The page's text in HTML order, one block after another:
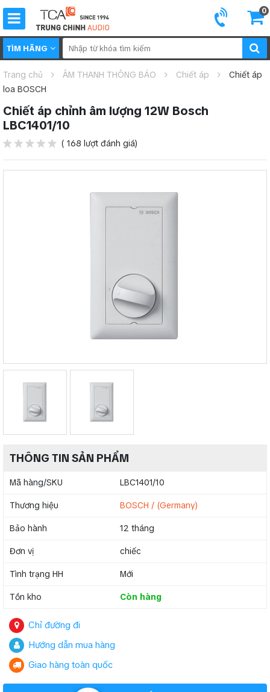
0
TÌM HÃNG
Trang chủ ÂM THANH THÔNG BÁO Chiết áp
Chiết áp
loa BOSCH
Chiết áp chỉnh âm lượng 12W Bosch
LBC1401/10
( 168 lượt đánh giá)
THÔNG TIN SẢN PHẨM
Mã hàng/SKU LBC1401/10
Thương hiệu BOSCH / (Germany)
Bảo hành 12 tháng
Đơn vị chiếc
Tình trạng HH Mới
Tồn kho Còn hàng
Chỉ đường đi
Hướng dẫn mua hàng
Giao hàng toàn quốc